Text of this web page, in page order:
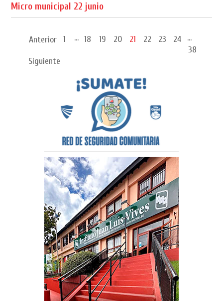
Micro municipal 22 junio
Anterior 1 ... 18 19 20 21 22 23 24
...
38
Siguiente